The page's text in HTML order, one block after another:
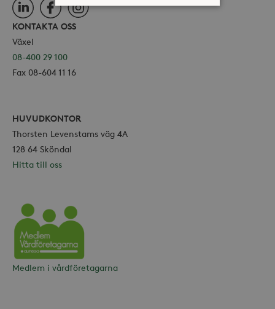
LinkedInFacebookInstagram
KONTAKTA OSS
Växel
08-400 29 100
Fax 08-604 11 16
HUVUDKONTOR
Thorsten Levenstams väg 4A
128 64 Sköndal
Hitta till oss
Vårdföretagarna
Medlem i vårdföretagarna
Strikt nödvändiga kakor tillåter
nödvändiga cookies.